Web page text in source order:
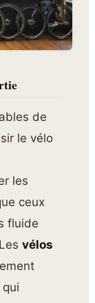
de
le vélo
les
ceux
fluide
vélos